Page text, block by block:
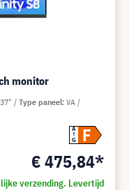
monitor
A
G
F
€ 475,84*
verzending. Levertijd
37" Type paneel VA